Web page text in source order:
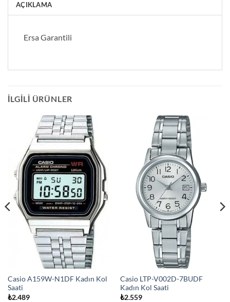
AÇIKLAMA
Ersa Garantili
İLGILI ÜRÜNLER
Casio A159W-N1DF Kadın Kol
Saati
₺2.489
Casio LTP-V002D-7BUDF
Kadın Kol Saati
₺2.559